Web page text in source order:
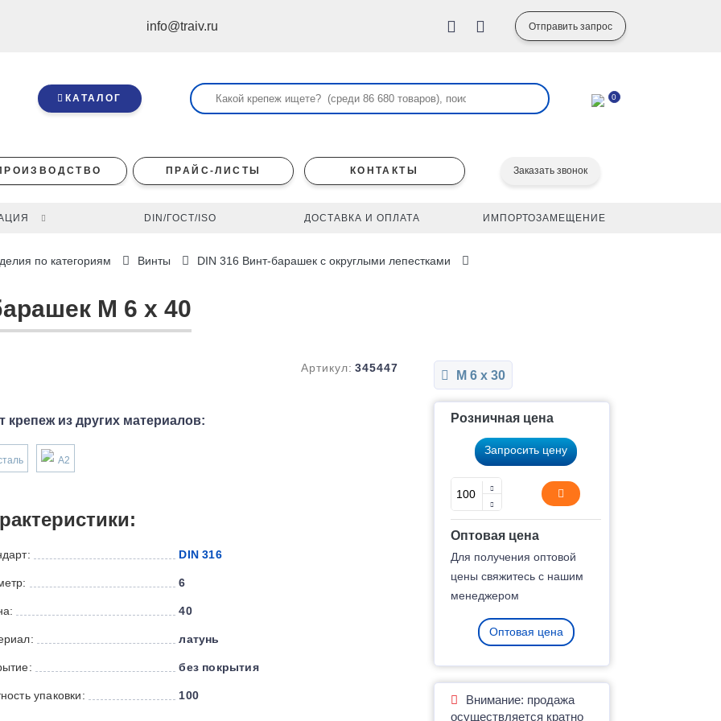
info@traiv.ru Отправить запрос
КАТАЛОГ 0
ПРАЙС-ЛИСТЫ КОНТАКТЫ Заказать звонок
DIN/ГОСТ/ISO ДОСТАВКА И ОПЛАТА ИМПОРТОЗАМЕЩЕНИЕ
по категориям Винты DIN 316 Винт-барашек с округлыми лепестками
M 6 x 40
Артикул: 345447
крепеж из других материалов:
А2
DIN 316
6
40
латунь
без покрытия
упаковки: 100
М 6 x 30
Розничная цена
Запросить цену
Оптовая цена
Для получения оптовой
цены свяжитесь с нашим
менеджером
Оптовая цена
Внимание: продажа
осуществляется кратно